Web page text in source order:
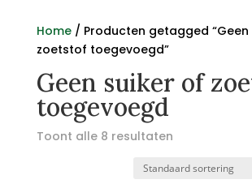
Home/ Producten getagged “Geen
zoetstof toegevoegd”
Geen suiker of
toegevoegd
Toont alle 8 resultaten